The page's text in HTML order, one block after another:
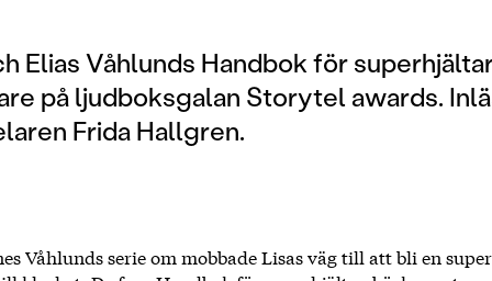
Elias Våhlunds Handbok för
på ljudboksgalan Storytel awards.
Frida Hallgren.
Våhlunds serie om mobbade Lisas väg till att bli en